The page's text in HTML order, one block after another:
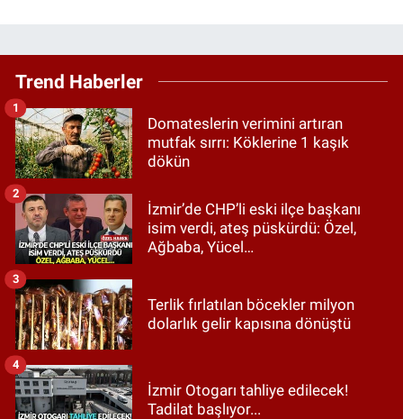
Trend Haberler
Domateslerin verimini artıran
mutfak sırrı: Köklerine 1 kaşık
dökün
1
İzmir’de CHP’li eski ilçe başkanı
isim verdi, ateş püskürdü: Özel,
Ağbaba, Yücel…
2
Terlik fırlatılan böcekler milyon
dolarlık gelir kapısına dönüştü
3
İzmir Otogarı tahliye edilecek!
Tadilat başlıyor...
4